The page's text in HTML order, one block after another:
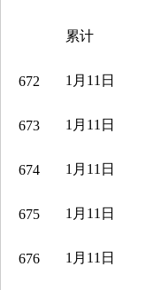
累计
672 1月11日
673 1月11日
674 1月11日
675 1月11日
676 1月11日